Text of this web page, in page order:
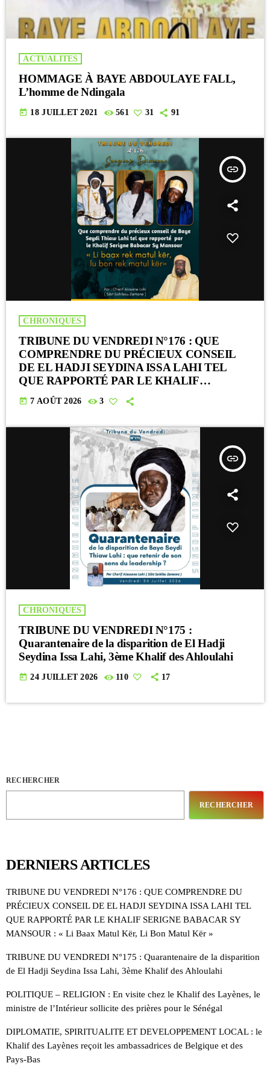
ACTUALITES
HOMMAGE À BAYE ABDOULAYE FALL,
L’homme de Ndingala
today 18 JUILLET 2021 561 31 91
insert_link
CHRONIQUES
TRIBUNE DU VENDREDI N°176 : QUE
COMPRENDRE DU PRÉCIEUX CONSEIL
DE EL HADJI SEYDINA ISSA LAHI TEL
QUE RAPPORTÉ PAR LE KHALIF
SERIGNE BABACAR SY MANSOUR : « Li
Baax Matul Kër, Li Bon Matul Kër »
today 7 AOÛT 2026 3
insert_link
CHRONIQUES
TRIBUNE DU VENDREDI N°175 :
Quarantenaire de la disparition de El Hadji
Seydina Issa Lahi, 3ème Khalif des Ahloulahi
today 24 JUILLET 2026 110 17
RECHERCHER
RECHERCHER
DERNIERS ARTICLES
TRIBUNE DU VENDREDI N°176 : QUE COMPRENDRE DU
PRÉCIEUX CONSEIL DE EL HADJI SEYDINA ISSA LAHI TEL
QUE RAPPORTÉ PAR LE KHALIF SERIGNE BABACAR SY
MANSOUR : « Li Baax Matul Kër, Li Bon Matul Kër »
TRIBUNE DU VENDREDI N°175 : Quarantenaire de la disparition
de El Hadji Seydina Issa Lahi, 3ème Khalif des Ahloulahi
POLITIQUE – RELIGION : En visite chez le Khalif des Layènes, le
ministre de l’Intérieur sollicite des prières pour le Sénégal
DIPLOMATIE, SPIRITUALITE ET DEVELOPPEMENT LOCAL : le
Khalif des Layènes reçoit les ambassadrices de Belgique et des
Pays-Bas